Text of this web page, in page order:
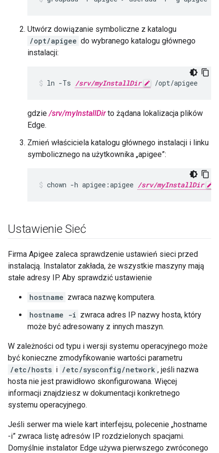
Utwórz dowiązanie symboliczne z katalogu
/opt/apigee do wybranego katalogu głównego
instalacji:
ln -Ts /srv/myInstallDir /opt/apigee
gdzie/srv/myInstallDirto żądana lokalizacja plików
Edge.
Zmień właściciela katalogu głównego instalacji i linku
symbolicznego na użytkownika „apigee”:
chown -h apigee:apigee /srv/myInstallDir
Ustawienie Sieć
Firma Apigee zaleca sprawdzenie ustawień sieci przed
instalacją. Instalator zakłada, że wszystkie maszyny mają
stałe adresy IP. Aby sprawdzić ustawienie
hostname zwraca nazwę komputera.
hostname -i zwraca adres IP nazwy hosta, który
może być adresowany z innych maszyn.
W zależności od typu i wersji systemu operacyjnego może
być konieczne zmodyfikowanie wartości parametru
/etc/hosts i /etc/sysconfig/network , jeśli nazwa
hosta nie jest prawidłowo skonfigurowana. Więcej
informacji znajdziesz w dokumentacji konkretnego
systemu operacyjnego.
Jeśli serwer ma wiele kart interfejsu, polecenie „hostname
-i” zwraca listę adresów IP rozdzielonych spacjami.
Domyślnie instalator Edge używa pierwszego zwróconego